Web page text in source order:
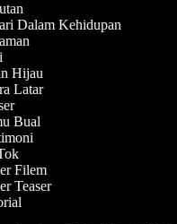
Dalam Kehidupan
Hijau
Latar
Bual
Filem
Teaser